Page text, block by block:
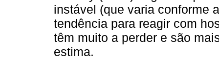
instável (que varia conforme
tendência para reagir com
têm muito a perder e são
estima.